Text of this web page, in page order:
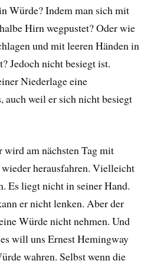
Würde?Indem man sich mit
Hirn wegpustet? Oderwie
und mit leeren Händen in
Jedoch nicht besiegt ist.
Niederlage eine
auch weil er sich nicht besiegt
wird am nächsten Tag mit
herausfahren. Vielleicht
Es liegt nicht in seiner Hand.
er nicht lenken. Aber der
Würde nicht nehmen. Und
will uns Ernest Hemingway
wahren. Selbst wenn die